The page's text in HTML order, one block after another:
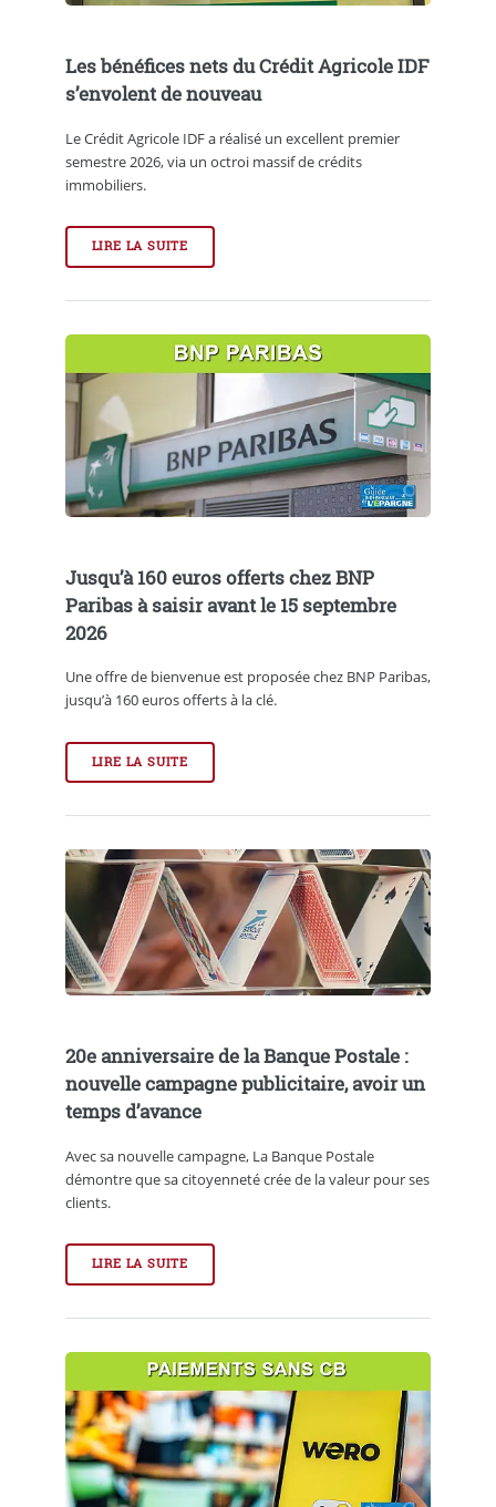
Les bénéfices nets du Crédit Agricole IDF
s’envolent de nouveau
Le Crédit Agricole IDF a réalisé un excellent premier
semestre 2026, via un octroi massif de crédits
immobiliers.
LIRE LA SUITE
Jusqu’à 160 euros offerts chez BNP
Paribas à saisir avant le 15 septembre
2026
Une offre de bienvenue est proposée chez BNP Paribas,
jusqu’à 160 euros offerts à la clé.
LIRE LA SUITE
20e anniversaire de la Banque Postale :
nouvelle campagne publicitaire, avoir un
temps d’avance
Avec sa nouvelle campagne, La Banque Postale
démontre que sa citoyenneté crée de la valeur pour ses
clients.
LIRE LA SUITE